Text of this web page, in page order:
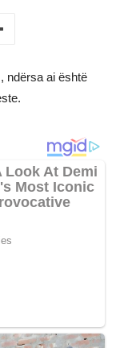
ndërsa ai është